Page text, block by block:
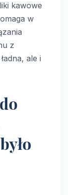
kawowe
w
z
ale i